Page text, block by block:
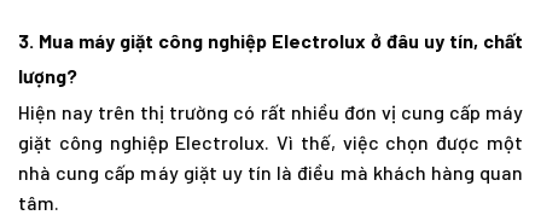
3. Mua máy giặt công nghiệp Electrolux ở đâu uy tín, chất
lượng?
Hiện nay trên thị trường có rất nhiều đơn vị cung cấp máy
giặt công nghiệp Electrolux. Vì thế, việc chọn được một
nhà cung cấp máy giặt uy tín là điều mà khách hàng quan
tâm.